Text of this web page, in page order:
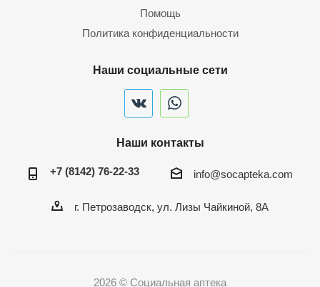
Помощь
Политика конфиденциальности
Наши социальные сети
Наши контакты
+7 (8142) 76-22-33 info@socapteka.com
г. Петрозаводск, ул. Лизы Чайкиной, 8А
2026 © Социальная аптека